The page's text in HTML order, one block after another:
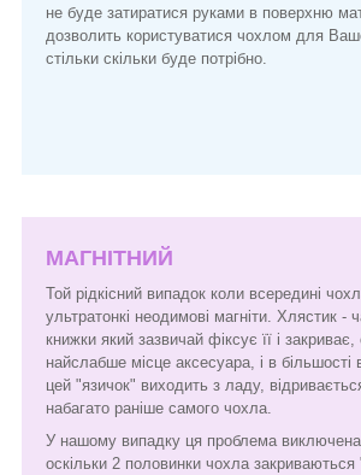
не буде затиратися руками в поверхню
дозволить користуватися чохлом для
стільки скільки буде потрібно.
МАГНІТНИЙ
Той рідкісний випадок коли всередині
ультратонкі неодимові магніти. Хлястик -
книжки який зазвичай фіксує її і
найслабше місце аксесуара, і в більшості
цей "язичок" виходить з ладу,
набагато раніше самого чохла.
У нашому випадку ця проблема виключена
оскільки 2 половинки чохла